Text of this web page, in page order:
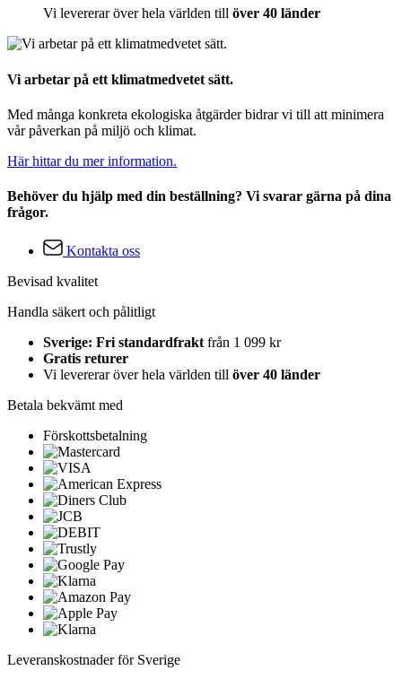
Vi levererar över hela världen till över 40 länder
Vi arbetar på ett klimatmedvetet sätt.
Med många konkreta ekologiska åtgärder bidrar vi till att minimera
vår påverkan på miljö och klimat.
Här hittar du mer information.
Behöver du hjälp med din beställning? Vi svarar gärna på dina
frågor.
Kontakta oss
Bevisad kvalitet
Handla säkert och pålitligt
Sverige: Fri standardfraktfrån 1 099 kr
Gratis returer
Vi levererar över hela världen till över 40 länder
Betala bekvämt med
Förskottsbetalning
Leveranskostnader för Sverige